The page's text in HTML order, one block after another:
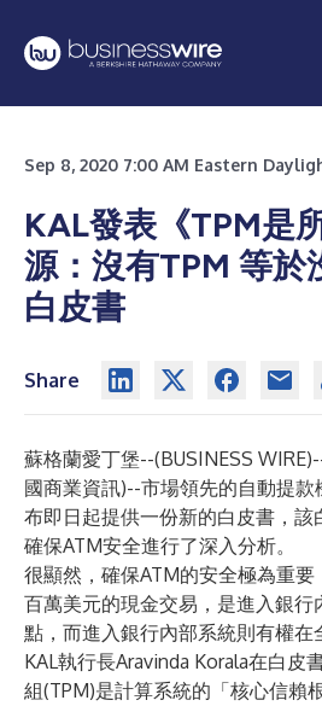
Sep 8, 2020 7:00 AM Eastern
KAL發表《TPM是
源：沒有TPM 等於
白皮書
Share
蘇格蘭愛丁堡--(BUSINESS WIRE
國商業資訊)--市場領先的自動提款
布即日起提供一份新的白皮書，該
確保ATM安全進行了深入分析。
很顯然，確保ATM的安全極為重
百萬美元的現金交易，是進入銀行
點，而進入銀行內部系統則有權在
KAL執行長Aravinda Korala在白皮
組(TPM)是計算系統的「核心信賴